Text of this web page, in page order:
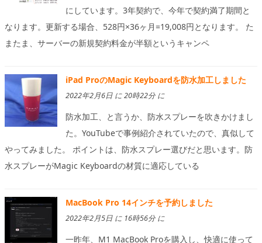
にしています。3年契約で、今年で契約満了期間と
なります。更新する場合、528円×36ヶ月=19,008円となります。 た
またま、サーバーの新規契約料金が半額というキャンペ
iPad ProのMagic Keyboardを防水加工しました
2022年2月6日 に 20時22分 に
防水加工、と言うか、防水スプレーを吹きかけまし
た。YouTubeで事例紹介されていたので、真似して
やってみました。 ポイントは、防水スプレー選びだと思います。防
水スプレーがMagic Keyboardの材質に適応している
MacBook Pro 14インチを予約しました
2022年2月5日 に 16時56分 に
一昨年、M1 MacBook Proを購入し、快適に使って